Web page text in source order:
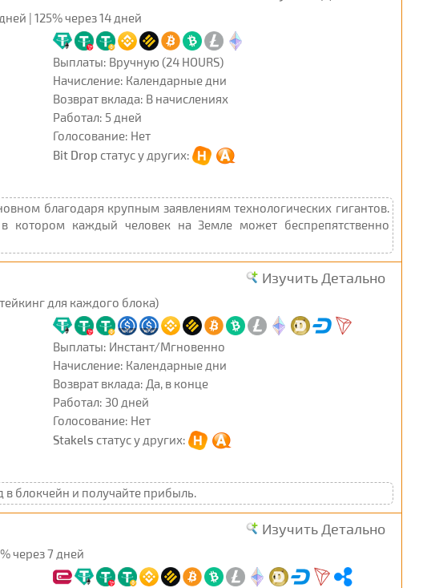
| 125% через 14 дней
Выплаты: Вручную (24 HOURS)
Начисление: Календарные дни
Возврат вклада: В начислениях
Работал: 5 дней
Голосование: Нет
Bit Drop статус у других:
благодаря крупным заявлениям технологических гигантов.
котором каждый человек на Земле может беспрепятственно
Изучить Детально
для каждого блока)
Выплаты: Инстант/Мгновенно
Начисление: Календарные дни
Возврат вклада: Да, в конце
Работал: 30 дней
Голосование: Нет
Stakels статус у других:
в блокчейн и получайте прибыль.
Изучить Детально
через 7 дней